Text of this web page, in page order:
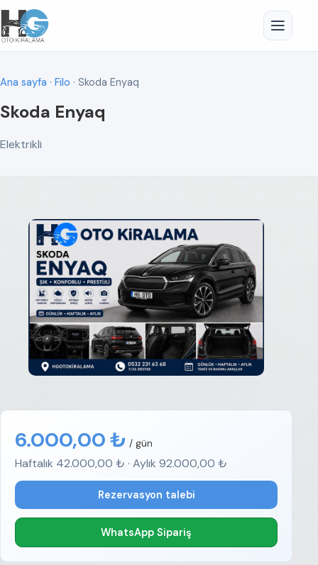
Ana sayfa · Filo · Skoda Enyaq
Skoda Enyaq
Elektrikli
6.000,00 ₺ / gün
Haftalık 42.000,00 ₺ · Aylık 92.000,00 ₺
Rezervasyon talebi
WhatsApp Sipariş